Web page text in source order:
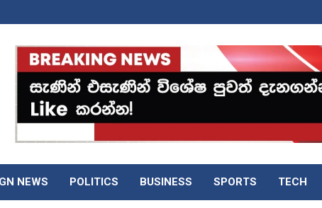
NEWS POLITICS BUSINESS SPORTS TECH